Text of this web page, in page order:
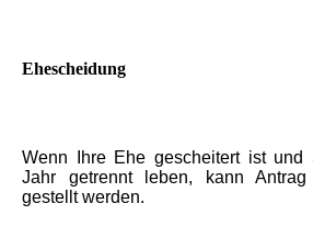
Ehescheidung
Wenn Ihre Ehe gescheitert ist und
Jahr getrennt leben, kann Antrag
gestellt werden.